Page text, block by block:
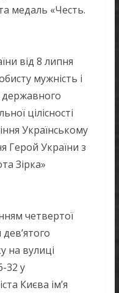
медаль «Честь.
від 8 липня
мужність і
державного
цілісності
Українському
Герой України з
Зірка»
четвертої
дев’ятого
на вулиці
32 у
Києва ім’я